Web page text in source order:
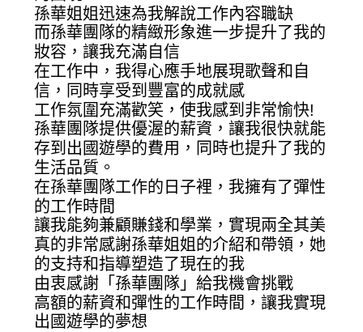
孫華姐姐迅速為我解說工作內容職缺
而孫華團隊的精緻形象進一步提升了我的
妝容，讓我充滿自信
在工作中，我得心應手地展現歌聲和自
信，同時享受到豐富的成就感
工作氛圍充滿歡笑，使我感到非常愉快!
孫華團隊提供優渥的薪資，讓我很快就能
存到出國遊學的費用，同時也提升了我的
生活品質。
在孫華團隊工作的日子裡，我擁有了彈性
的工作時間
讓我能夠兼顧賺錢和學業，實現兩全其美
真的非常感謝孫華姐姐的介紹和帶領，她
的支持和指導塑造了現在的我
由衷感謝「孫華團隊」給我機會挑戰
高額的薪資和彈性的工作時間，讓我實現
出國遊學的夢想